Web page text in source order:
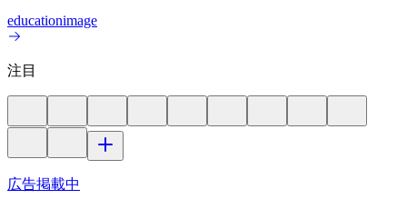
educationimage
注目
広告掲載中